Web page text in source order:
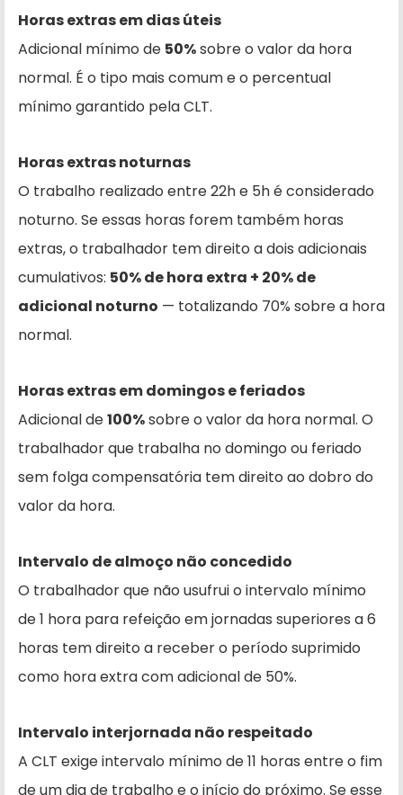
Horas extras em dias úteis
Adicional mínimo de 50%sobre o valor da hora
normal. É o tipo mais comum e o percentual
mínimo garantido pela CLT.
Horas extras noturnas
O trabalho realizado entre 22h e 5h é considerado
noturno. Se essas horas forem também horas
extras, o trabalhador tem direito a dois adicionais
cumulativos: 50% de hora extra + 20% de
adicional noturno — totalizando 70% sobre a hora
normal.
Horas extras em domingos e feriados
Adicional de100%sobre o valor da hora normal. O
trabalhador que trabalha no domingo ou feriado
sem folga compensatória tem direito ao dobro do
valor da hora.
Intervalo de almoço não concedido
O trabalhador que não usufrui o intervalo mínimo
de 1 hora para refeição em jornadas superiores a 6
horas tem direito a receber o período suprimido
como hora extra com adicional de 50%.
Intervalo interjornada não respeitado
A CLT exige intervalo mínimo de 11 horas entre o fim
de um dia de trabalho e o início do próximo. Se esse